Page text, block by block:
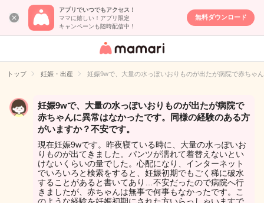
アプリでいつでもアクセス！
ママに嬉しい！アプリ限定
キャンペーンも随時配信中！
無料ダウンロード
女性専用匿名QA
イト
トップ 妊娠・出産 妊娠9wで、大量の水っぽいおりものが出たが病院で赤ちゃ
妊娠9wで、大量の水っぽいおりものが出たが病院で
赤ちゃんに異常はなかったです。同様の経験のある方
がいますか？不安です。
現在妊娠9wです。昨夜寝ている時に、大量の水っぽいお
りものが出てきました。パンツが濡れて着替えないとい
けないくらいの量でした。心配になり、インターネット
でいろいろと検索をすると、妊娠初期でもごく稀に破水
することがあると書いてあり…不安だったので病院へ行
きましたが、赤ちゃんは無事で何事もなかったです。こ